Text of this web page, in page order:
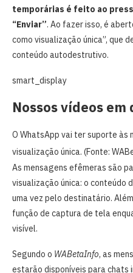
temporárias é feito ao
“Enviar”. Ao fazer isso, é
como visualização única”, que
conteúdo autodestrutivo.
smart_display
Nossos vídeos em
O WhatsApp vai ter suporte às
visualização única. (Fonte:
As mensagens efêmeras são
visualização única: o conteúdo
uma vez pelo destinatário.
função de captura de tela
visível.
Segundo o WABetaInfo, as
estarão disponíveis para chats